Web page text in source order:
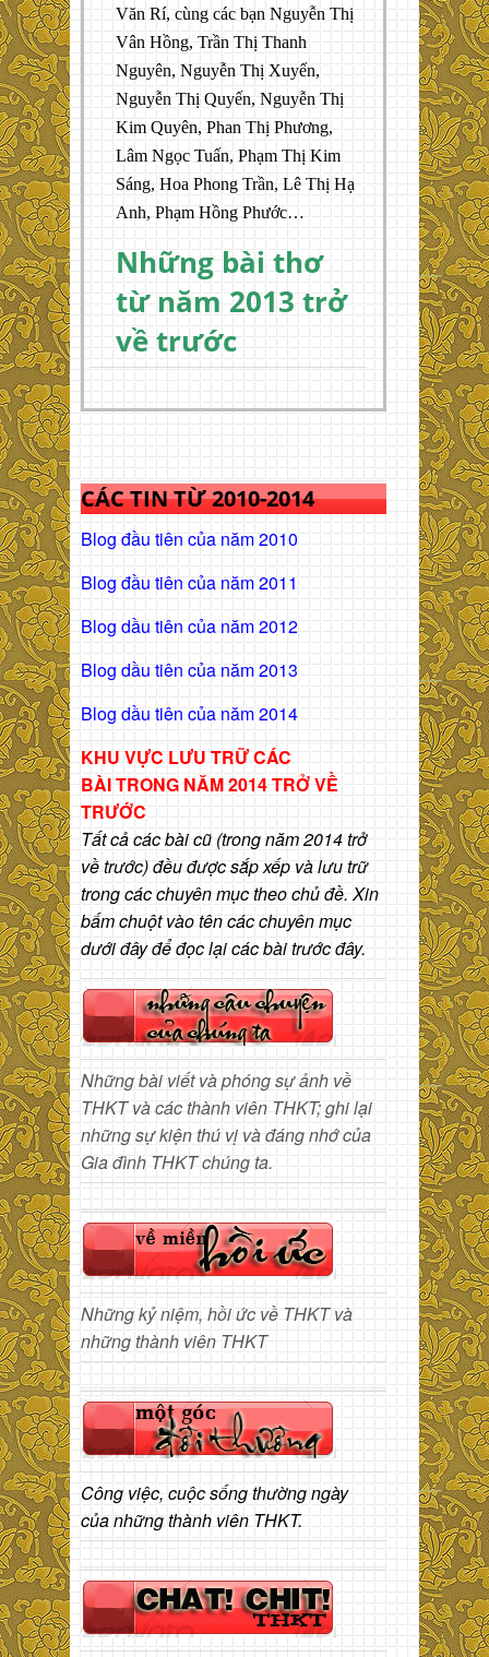
Văn Rí, cùng các bạn Nguyễn Thị
Vân Hồng, Trần Thị Thanh
Nguyên, Nguyễn Thị Xuyến,
Nguyễn Thị Quyến, Nguyễn Thị
Kim Quyên, Phan Thị Phương,
Lâm Ngọc Tuấn, Phạm Thị Kim
Sáng, Hoa Phong Trần, Lê Thị Hạ
Anh, Phạm Hồng Phước…
Những bài thơ
từ năm 2013 trở
về trước
CÁC TIN TỪ 2010-2014
Blog đầu tiên của năm 2010
Blog đầu tiên của năm 2011
Blog dầu tiên của năm 2012
Blog dầu tiên của năm 2013
Blog dầu tiên của năm 2014
KHU VỰC LƯU TRỮ CÁC
BÀITRONG NĂM 2014 TRỞ VỀ
TRƯỚC
Tất cả các bài cũ (trong năm 2014 trở
về trước) đều được sắp xếp và lưu trữ
trong các chuyên mục theo chủ đề. Xin
bấm chuột vào tên các chuyên mục
dưới đây để đọc lại các bài trước đây.
Những bài viết và phóng sự ảnh về
THKT và các thành viên THKT; ghi lại
những sự kiện thú vị và đáng nhớ của
Gia đình THKT chúng ta.
Những kỷ niệm, hồi ức về THKT và
những thành viên THKT
Công việc, cuộc sống thường ngày
của những thành viên THKT.